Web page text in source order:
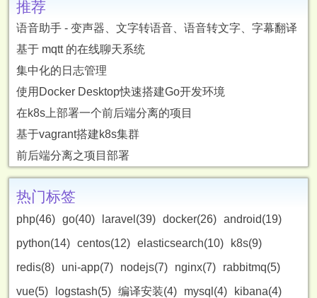
推荐
语音助手 - 变声器、文字转语音、语音转文字、字幕翻译
基于 mqtt 的在线聊天系统
集中化的日志管理
使用Docker Desktop快速搭建Go开发环境
在k8s上部署一个前后端分离的项目
基于vagrant搭建k8s集群
前后端分离之项目部署
热门标签
php(46) go(40) laravel(39) docker(26) android(19)
python(14) centos(12) elasticsearch(10)
k8s(9)
redis(8)
uni-app(7) nodejs(7) nginx(7)
rabbitmq(5)
vue(5)
logstash(5) 编译安装(4) mysql(4)
kibana(4)